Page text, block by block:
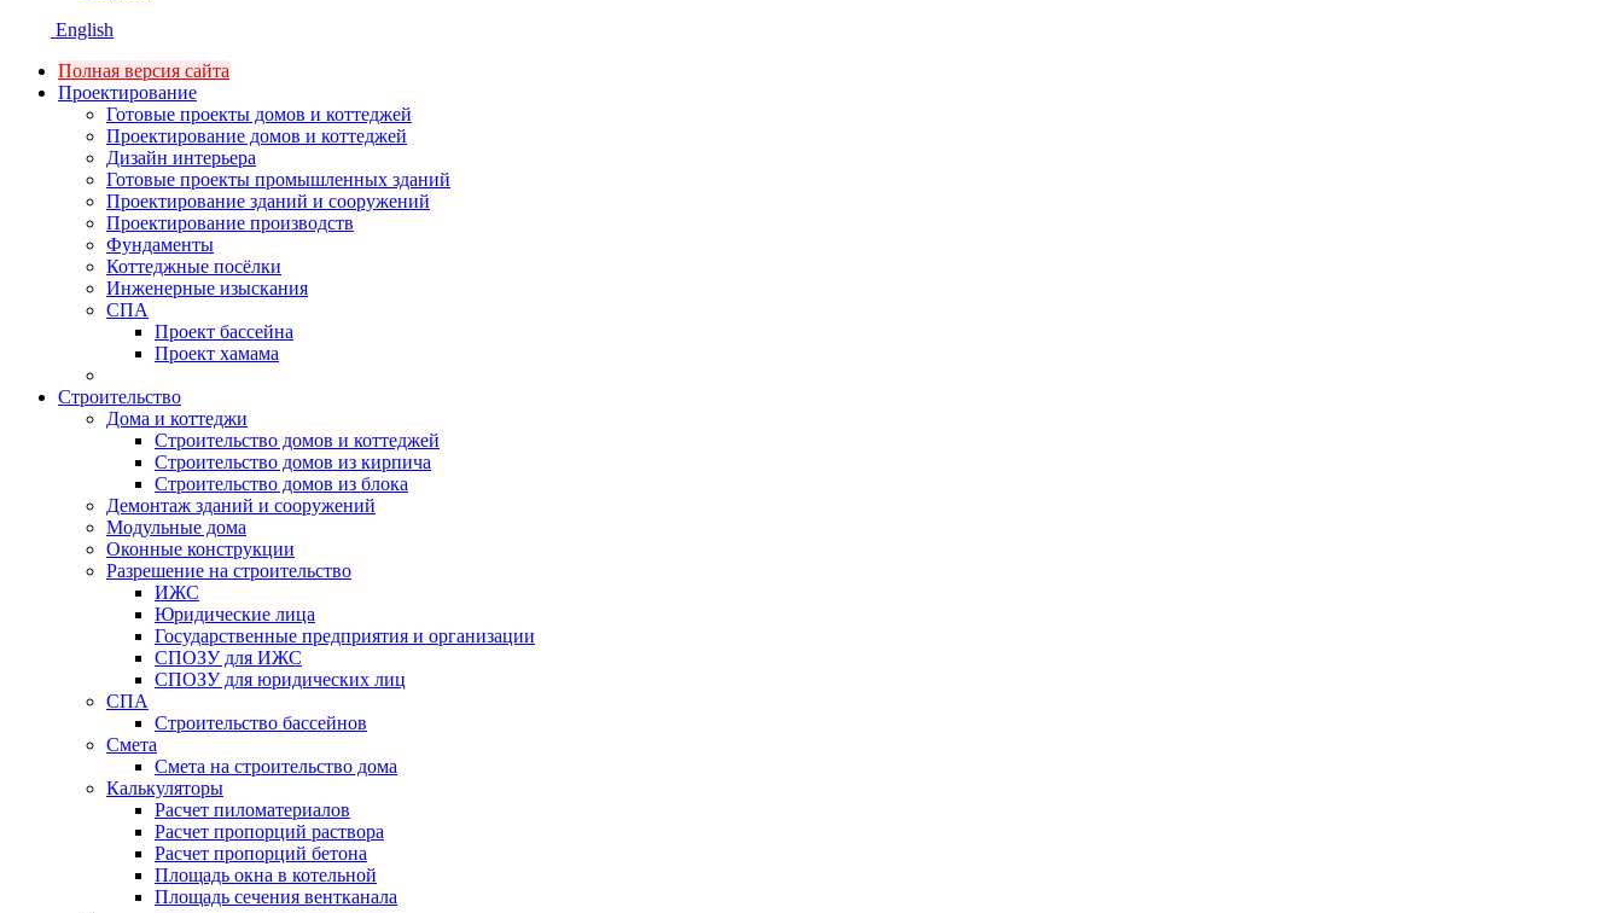
English
Полная версия сайта
Проектирование
Готовые проекты домов и коттеджей
Проектирование домов и коттеджей
Дизайн интерьера
Готовые проекты промышленных зданий
Проектирование зданий и сооружений
Проектирование производств
Фундаменты
Коттеджные посёлки
Инженерные изыскания
СПА
Проект бассейна
Проект хамама
Строительство
Дома и коттеджи
Строительство домов и коттеджей
Строительство домов из кирпича
Строительство домов из блока
Демонтаж зданий и сооружений
Модульные дома
Оконные конструкции
Разрешение на строительство
ИЖС
Юридические лица
Государственные предприятия и организации
СПОЗУ для ИЖС
СПОЗУ для юридических лиц
СПА
Строительство бассейнов
Смета
Смета на строительство дома
Калькуляторы
Расчет пиломатериалов
Расчет пропорций раствора
Расчет пропорций бетона
Площадь окна в котельной
Площадь сечения вентканала